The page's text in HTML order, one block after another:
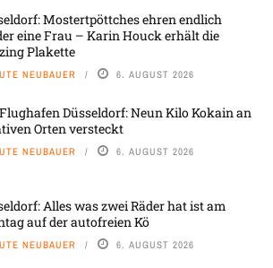
Mostertpöttches ehren endlich
eine Frau – Karin Houck erhält die
Plakette
UTE NEUBAUER 6. AUGUST 2026
Düsseldorf: Neun Kilo Kokain an
Orten versteckt
UTE NEUBAUER 6. AUGUST 2026
Alles was zwei Räder hat ist am
auf der autofreien Kö
UTE NEUBAUER 6. AUGUST 2026